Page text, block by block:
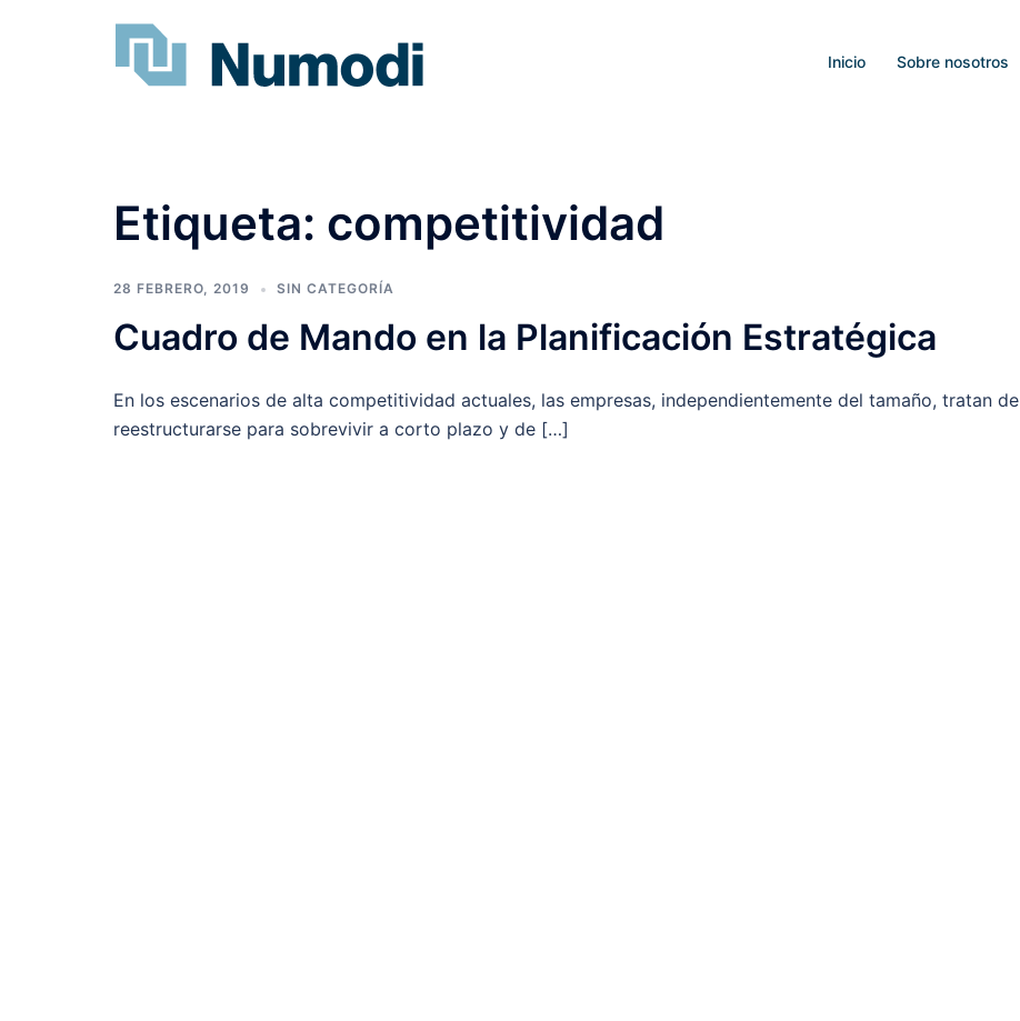
Inicio Sobre nosotros
Etiqueta: competitividad
28 FEBRERO, 2019 SIN CATEGORÍA
Cuadro de Mando en la Planificación Estratégica
En los escenarios de alta competitividad actuales, las empresas, independientemente del tamaño, tratan de
reestructurarse para sobrevivir a corto plazo y de […]